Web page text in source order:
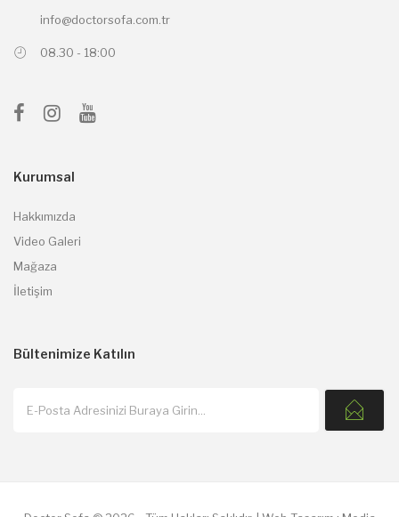
info@doctorsofa.com.tr
08.30 - 18:00
Kurumsal
Hakkımızda
Video Galeri
Mağaza
İletişim
Bültenimize Katılın